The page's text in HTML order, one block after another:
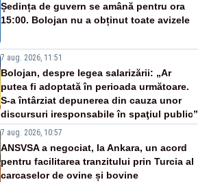
Ședința de guvern se amână pentru ora
15:00. Bolojan nu a obținut toate avizele
7 aug. 2026, 11:51
Bolojan, despre legea salarizării: „Ar
putea fi adoptată în perioada următoare.
S-a întârziat depunerea din cauza unor
discursuri iresponsabile în spaţiul public”
7 aug. 2026, 10:57
ANSVSA a negociat, la Ankara, un acord
pentru facilitarea tranzitului prin Turcia al
carcaselor de ovine și bovine